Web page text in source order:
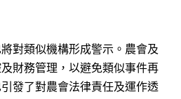
將對類似機構形成警示。農會及
財務管理，以避免類似事件再
發了對農會法律責任及運作透